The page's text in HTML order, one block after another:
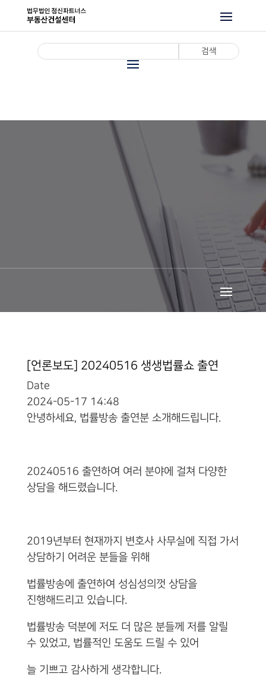
[언론보도] 20240516 생생법률쇼 출연
Date
2024-05-17 14:48
안녕하세요, 법률방송 출연분 소개해드립니다.
20240516 출연하여 여러 분야에 걸쳐 다양한
상담을 해드렸습니다.
2019년부터 현재까지 변호사 사무실에 직접 가서
상담하기 어려운 분들을 위해
법률방송에 출연하여 성심성의껏 상담을
진행해드리고 있습니다.
법률방송 덕분에 저도 더 많은 분들께 저를 알릴
수 있었고, 법률적인 도움도 드릴 수 있어
늘 기쁘고 감사하게 생각합니다.